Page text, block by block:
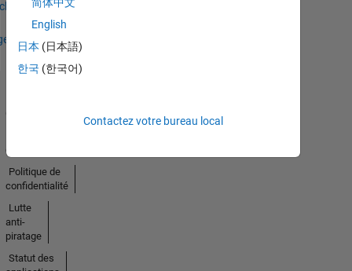
简体中文
English
日本 (日本語)
한국 (한국어)
Contactez votre bureau local
déposées
Politique de
confidentialité
Lutte
anti-
piratage
Statut des